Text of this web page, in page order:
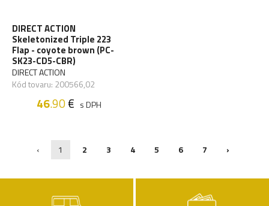
DIRECT ACTION
Skeletonized Triple 223
Flap - coyote brown (PC-
SK23-CD5-CBR)
DIRECT ACTION
Kód tovaru: 200566,02
46.90€ s DPH
‹ 1 2 3 4 5 6 7 ›